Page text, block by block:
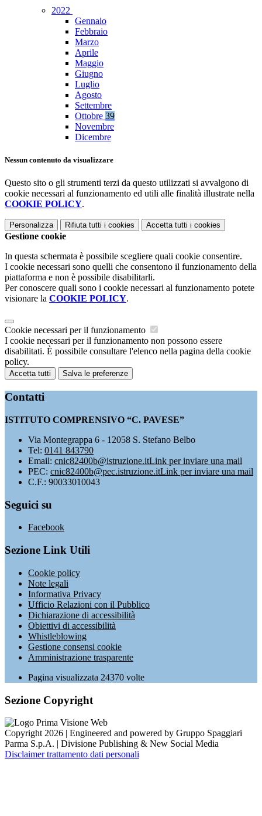
2022
Gennaio
Febbraio
Marzo
Aprile
Maggio
Giugno
Luglio
Agosto
Settembre
Ottobre 39
Novembre
Dicembre
Nessun contenuto da visualizzare
Questo sito o gli strumenti terzi da questo utilizzati si avvalgono di
cookie necessari al funzionamento ed utili alle finalità illustrate nella
COOKIE POLICY.
Personalizza Rifiuta tutti i cookies Accetta tutti i cookies
Gestione cookie
In questa schermata è possibile scegliere quali cookie consentire.
I cookie necessari sono quelli che consentono il funzionamento della
piattaforma e non è possibile disabilitarli.
Per conoscere quali sono i cookie necessari al funzionamento potete
visionare la COOKIE POLICY.
Cookie necessari per il funzionamento
I cookie necessari per il funzionamento non possono essere
disabilitati. È possibile consultare l'elenco nella pagina della cookie
policy.
Accetta tutti Salva le preferenze
Contatti
ISTITUTO COMPRENSIVO “C. PAVESE”
Via Montegrappa 6 - 12058 S. Stefano Belbo
Tel: 0141 843790
Email: cnic82400b@istruzione.itLink per inviare una mail
PEC: cnic82400b@pec.istruzione.itLink per inviare una mail
C.F.: 90033010043
Seguici su
Facebook
Sezione Link Utili
Cookie policy
Note legali
Informativa Privacy
Ufficio Relazioni con il Pubblico
Dichiarazione di accessibilità
Obiettivi di accessibilità
Whistleblowing
Gestione consensi cookie
Amministrazione trasparente
Pagina visualizzata 24370 volte
Sezione Copyright
Copyright 2026 | Engineered and powered by Gruppo Spaggiari
Parma S.p.A. | Divisione Publishing & New Social Media
Disclaimer trattamento dati personali